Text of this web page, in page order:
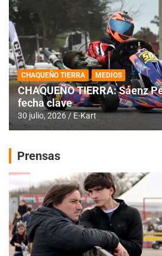
CHAQUEÑO TIERRA MEDIOS
CHAQUEÑO TIERRA: Sáenz
fecha clave
30 julio, 2026 E-Kart
Prensas